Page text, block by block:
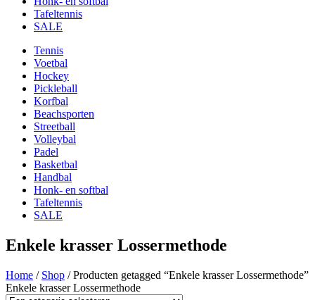
Tafeltennis
SALE
Tennis
Voetbal
Hockey
Pickleball
Korfbal
Beachsporten
Streetball
Volleybal
Padel
Basketbal
Handbal
Honk- en softbal
Tafeltennis
SALE
Enkele krasser Lossermethode
Home / Shop / Producten getagged “Enkele krasser Lossermethode”
Enkele krasser Lossermethode